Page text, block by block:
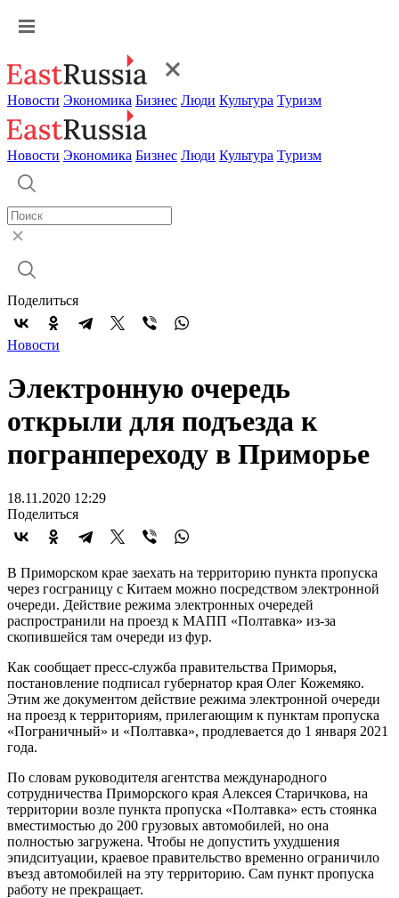
Новости Экономика Бизнес Люди Культура Туризм
Новости Экономика Бизнес Люди Культура Туризм
Поделиться
Новости
Электронную очередь
открыли для подъезда к
погранпереходу в Приморье
18.11.2020 12:29
Поделиться
В Приморском крае заехать на территорию пункта пропуска
через госграницу с Китаем можно посредством электронной
очереди. Действие режима электронных очередей
распространили на проезд к МАПП «Полтавка» из-за
скопившейся там очереди из фур.
Как сообщает пресс-служба правительства Приморья,
постановление подписал губернатор края Олег Кожемяко.
Этим же документом действие режима электронной очереди
на проезд к территориям, прилегающим к пунктам пропуска
«Пограничный» и «Полтавка», продлевается до 1 января 2021
года.
По словам руководителя агентства международного
сотрудничества Приморского края Алексея Старичкова, на
территории возле пункта пропуска «Полтавка» есть стоянка
вместимостью до 200 грузовых автомобилей, но она
полностью загружена. Чтобы не допустить ухудшения
эпидситуации, краевое правительство временно ограничило
въезд автомобилей на эту территорию. Сам пункт пропуска
работу не прекращает.